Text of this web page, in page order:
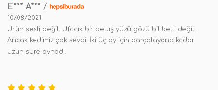
E*** A*** /
10/08/2021
Ürün sesli değil. Ufacık bir peluş yüzü gözü bil belli değil.
Ancak kedimiz çok sevdi. İki üç ay için parçalayana kadar
uzun süre oynadı.